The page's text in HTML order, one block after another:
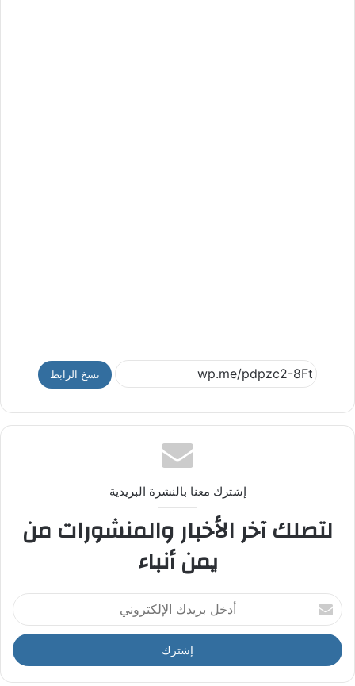
نسخ الرابط
إشترك معنا بالنشرة البريدية
لتصلك آخر الأخبار والمنشورات من
يمن أنباء
أ
د
خ
ل